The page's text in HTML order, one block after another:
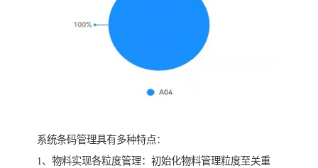
系统条码管理具有多种特点：
1、物料实现各粒度管理：初始化物料管理粒度至关重